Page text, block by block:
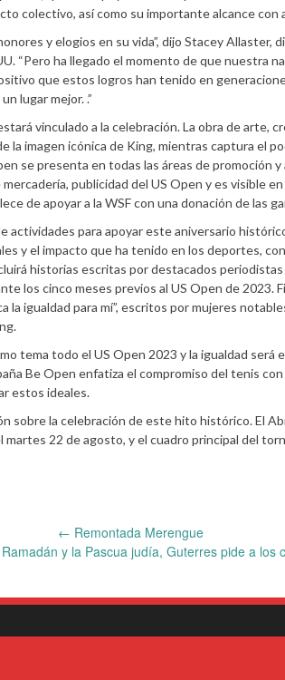
colectivo, así como su importante alcance
y elogios en su vida”, dijo Stacey
“Pero ha llegado el momento de que nuestra
que estos logros han tenido en
lugar mejor. .”
vinculado a la celebración. La obra de arte,
la imagen icónica de King, mientras captura el
se presenta en todas las áreas de promoción
publicidad del US Open y es visible
de apoyar a la WSF con una donación de las
actividades para apoyar este aniversario
y el impacto que ha tenido en los deportes,
historias escritas por destacados
los cinco meses previos al US Open de 2023.
igualdad para mí”, escritos por mujeres
tema todo el US Open 2023 y la igualdad será
Be Open enfatiza el compromiso del tenis
estos ideales.
sobre la celebración de este hito histórico. El
martes 22 de agosto, y el cuadro principal del
← Remontada Merengue
y la Pascua judía, Guterres pide a los